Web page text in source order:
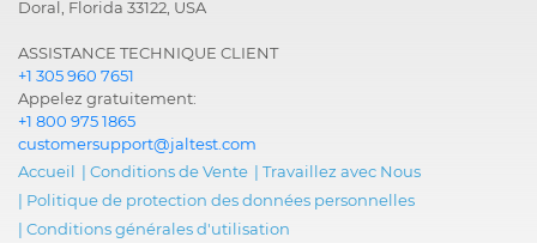
Doral, Florida 33122, USA
ASSISTANCE TECHNIQUE CLIENT
+1 305 960 7651
Appelez gratuitement:
+1 800 975 1865
customersupport@jaltest.com
Accueil | Conditions de Vente | Travaillez avec Nous
| Politique de protection des données personnelles
| Conditions générales d'utilisation